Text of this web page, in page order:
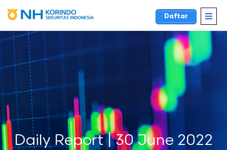
Daftar
Daily Report | 30 June 2022